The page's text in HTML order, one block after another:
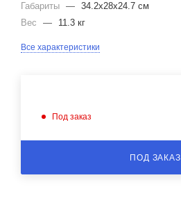
Габариты — 34.2x28x24.7 см
Вес
— 11.3 кг
Все характеристики
Под заказ
ПОД ЗАКАЗ